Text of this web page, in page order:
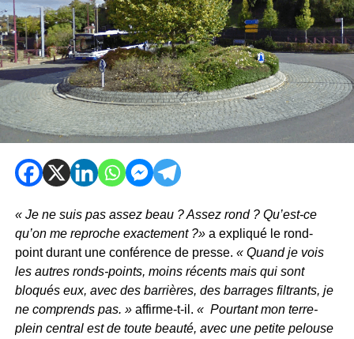
« Je ne suis pas assez beau ? Assez rond ? Qu’est-ce
qu’on me reproche exactement ?»a expliqué le rond-
point durant une conférence de presse. « Quand je vois
les autres ronds-points, moins récents mais qui sont
bloqués eux, avec des barrières, des barrages filtrants, je
ne comprends pas. »affirme-t-il. « Pourtant mon terre-
plein central est de toute beauté, avec une petite pelouse